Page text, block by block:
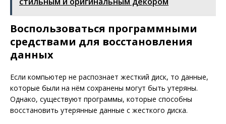
Воспользоваться программными
средствами для восстановления
данных
Если компьютер не распознает жесткий диск, то данные,
которые были на нём сохранены могут быть утеряны.
Однако, существуют программы, которые способны
восстановить утерянные данные с жесткого диска.